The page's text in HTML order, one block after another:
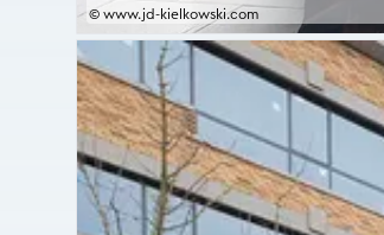
© www.jd-kielkowski.com